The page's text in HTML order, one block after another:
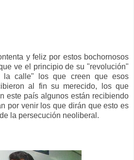
y feliz por estos bochornosos
ve el principio de su "revolución"
la calle" los que creen que esos
al fin su merecido, los que
este país algunos están recibiendo
por venir los que dirán que esto es
la persecución neoliberal.